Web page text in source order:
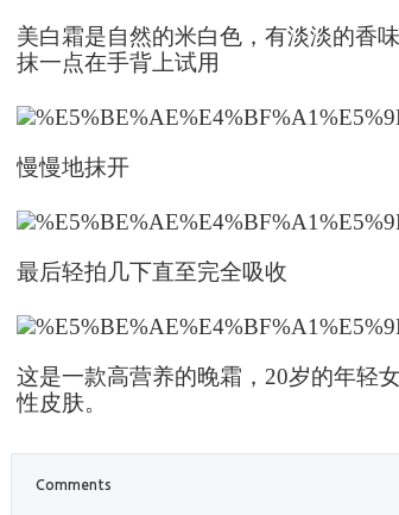
美白霜是自然的米白色，有淡淡的香
抹一点在手背上试用
慢慢地抹开
最后轻拍几下直至完全吸收
这是一款高营养的晚霜，20岁的年轻
性皮肤。
Comments